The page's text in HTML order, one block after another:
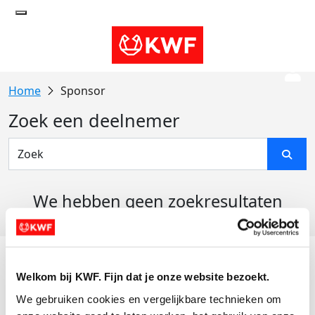
Welkom bij KWF. Fijn dat je onze website bezoekt.
We gebruiken cookies en vergelijkbare technieken om
Sponsor
Zoek een deelnemer
We hebben geen zoekresultaten
Actiematerialen
Evenementen